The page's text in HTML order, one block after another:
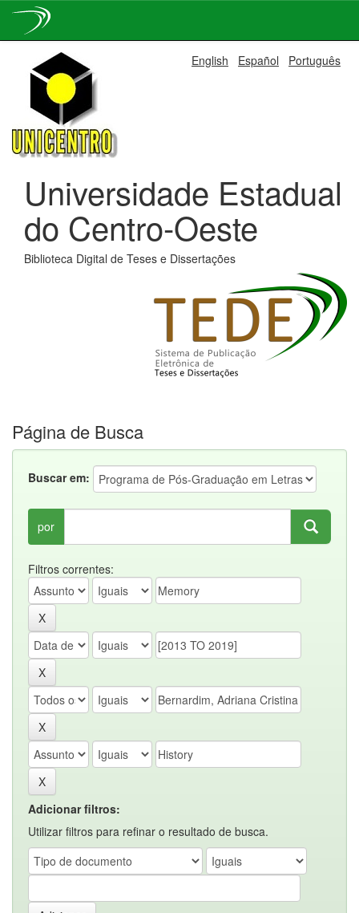
navigation
English Español Português
Universidade Estadual
do Centro-Oeste
Biblioteca Digital de Teses e Dissertações
Página de Busca
Buscar em:
por
Filtros correntes:
Adicionar filtros:
Utilizar filtros para refinar o resultado de busca.